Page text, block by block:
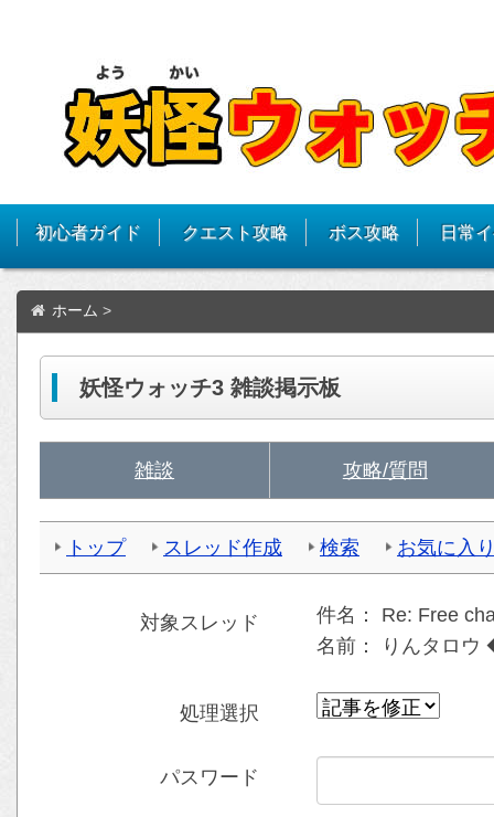
初心者ガイド クエスト攻略 ボス攻略 日常
ホーム >
妖怪ウォッチ3 雑談掲示板
雑談 攻略/質問
トップ スレッド作成 検索 お気に入
対象スレッド 件名： Re: Free
名前：
りんタロウ
処理選択
パスワード